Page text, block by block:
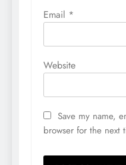
Email *
Website
Save my name,
browser for the next